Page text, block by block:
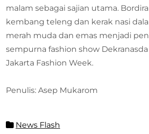
malam sebagai sajian utama.
kembang teleng dan kerak nasi
merah muda dan emas menjadi
sempurna fashion show
Jakarta Fashion Week.
Penulis: Asep Mukarom
News Flash